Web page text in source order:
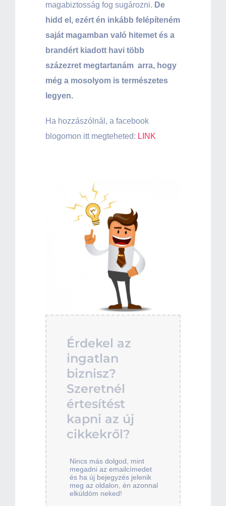
magabiztosság fog sugározni. De
hidd el, ezért én inkább felépíteném
saját magamban való hitemet és a
brandért kiadott havi több
százezret megtartanám arra, hogy
még a mosolyom is természetes
legyen.
Ha hozzászólnál, a facebook
blogomon itt megteheted: LINK
Érdekel az
ingatlan
biznisz?
Szeretnél
értesítést
kapni az új
cikkekről?
Nincs más dolgod, mint
megadni az emailcímedet
és ha új bejegyzés jelenik
meg az oldalon, én azonnal
elküldöm neked!